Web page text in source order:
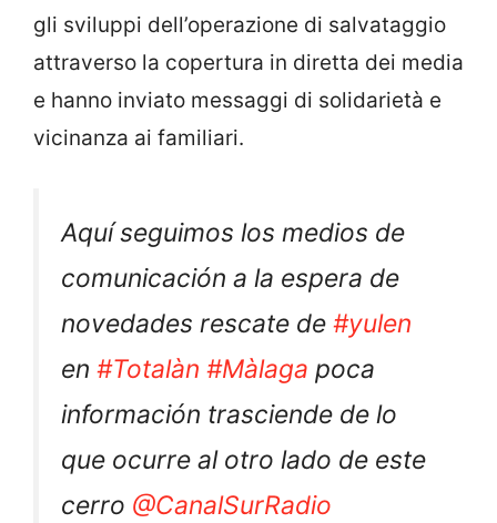
gli sviluppi dell’operazione di salvataggio
attraverso la copertura in diretta dei media
e hanno inviato messaggi di solidarietà e
vicinanza ai familiari.
Aquí seguimos los medios de
comunicación a la espera de
novedades rescate de #yulen
en #Totalàn #Màlaga poca
información trasciende de lo
que ocurre al otro lado de este
cerro @CanalSurRadio